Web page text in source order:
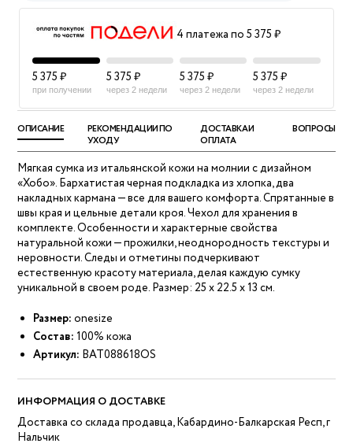
4 платежа по 5 375 ₽
5 375 ₽
при получении
5 375 ₽
через 2 недели
5 375 ₽
через 2 недели
5 375 ₽
через 2 недели
ОПИСАНИЕ
РЕКОМЕНДАЦИИ ПО
УХОДУ
ДОСТАВКА И
ОПЛАТА
ВОПРОСЫ
Мягкая сумка из итальянской кожи на молнии с дизайном
«Хобо». Бархатистая черная подкладка из хлопка, два
накладных кармана — все для вашего комфорта. Спрятанные в
швы края и цельные детали кроя. Чехол для хранения в
комплекте. Особенности и характерные свойства
натуральной кожи — прожилки, неоднородность текстуры и
неровности. Следы и отметины подчеркивают
естественную красоту материала, делая каждую сумку
уникальной в своем роде. Размер: 25 x 22.5 x 13 см.
Размер: onesize
Состав: 100% кожа
Артикул: BAT088618OS
ИНФОРМАЦИЯ О ДОСТАВКЕ
Доставка со склада продавца, Кабардино-Балкарская Респ, г
Нальчик